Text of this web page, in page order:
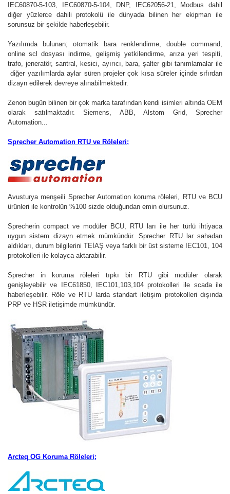
IEC60870-5-103, IEC60870-5-104, DNP, IEC62056-21, Modbus dahil
diğer yüzlerce dahili protokolü ile dünyada bilinen her ekipman ile
sorunsuz bir şekilde haberleşebilir.
Yazılımda bulunan; otomatik bara renklendirme, double command,
online scl dosyası indirme, gelişmiş yetkilendirme, arıza yeri tespiti,
trafo, jeneratör, santral, kesici, ayırıcı, bara, şalter gibi tanımlamalar ile
diğer yazılımlarda aylar süren projeler çok kısa süreler içinde sıfırdan
dizayn edilerek devreye alınabilmektedir.
Zenon bugün bilinen bir çok marka tarafından kendi isimleri altında OEM
olarak satılmaktadır. Siemens, ABB, Alstom Grid, Sprecher
Automation...
Sprecher Automation RTU ve Röleleri;
Avusturya menşeili Sprecher Automation koruma röleleri, RTU ve BCU
ürünleri ile kontrolün %100 sizde olduğundan emin olursunuz.
Sprecherin compact ve modüler BCU, RTU ları ile her türlü ihtiyaca
uygun sistem dizayn etmek mümkündür. Sprecher RTU lar sahadan
aldıkları, durum bilgilerini TEİAŞ veya farklı bir üst sisteme IEC101, 104
protokolleri ile kolayca aktarabilir.
Sprecher in koruma röleleri tıpkı bir RTU gibi modüler olarak
genişleyebilir ve IEC61850, IEC101,103,104 protokolleri ile scada ile
haberleşebilir. Röle ve RTU larda standart iletişim protokolleri dışında
PRP ve HSR iletişimde mümkündür.
Arcteq OG Koruma Röleleri;